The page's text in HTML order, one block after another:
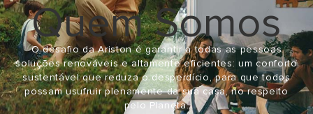
Quem Somos
O desafio da Ariston é garantir a todas as pessoas
soluções renováveis ​​e altamente eficientes: um conforto
sustentável que reduza o desperdício, para que todos
possam usufruir plenamente da sua casa, no respeito
pelo Planeta.